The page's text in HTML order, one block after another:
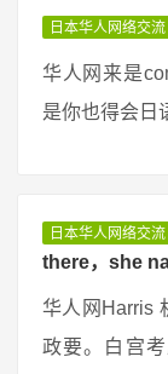
日本华人网络交流
华人网来是
是你也得会日
日本华人网络交流
there，she
华人网Harris
政要。白宫